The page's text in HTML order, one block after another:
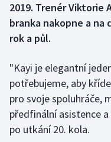
Dostihy
Florbal
Futsal
Golf
Gymnastika
2019. Trenér Viktorie
branka nakopne a
rok a půl.
"Kayi je elegantní
potřebujeme, aby
pro svoje spoluhráče,
předfinální asistence
po utkání 20. kola.